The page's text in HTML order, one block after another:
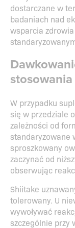
dostarczane w
badaniach nad
wsparcia
W przypadku
się w przedziale
zależności od
standaryzowane
sproszkowany
zaczynać od
obserwując
Shiitake
tolerowany. U
wywoływać
szczególnie przy